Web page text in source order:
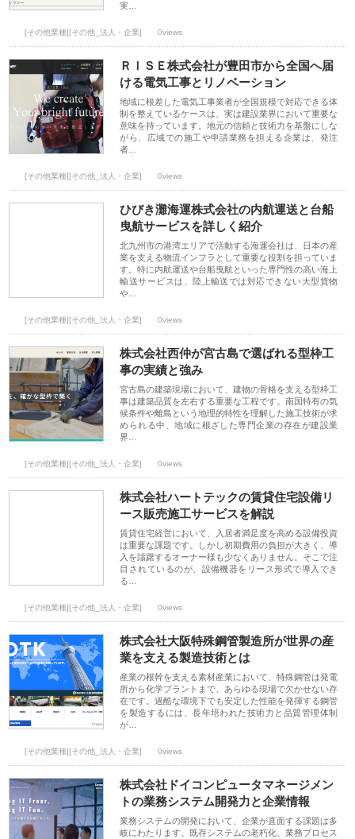
実…
[その他業種][その他_法人・企業] 0views
ＲＩＳＥ株式会社が豊田市から全国へ届
ける電気工事とリノベーション
地域に根差した電気工事業者が全国規模で対応できる体
制を整えているケースは、実は建設業界において重要な
意味を持っています。地元の信頼と技術力を基盤にしな
がら、広域での施工や申請業務を担える企業は、発注
者…
[その他業種][その他_法人・企業] 0views
ひびき灘海運株式会社の内航運送と台船
曳航サービスを詳しく紹介
北九州市の港湾エリアで活動する海運会社は、日本の産
業を支える物流インフラとして重要な役割を担っていま
す。特に内航運送や台船曳航といった専門性の高い海上
輸送サービスは、陸上輸送では対応できない大型貨物
や…
[その他業種][その他_法人・企業] 0views
株式会社西仲が宮古島で選ばれる型枠工
事の実績と強み
宮古島の建築現場において、建物の骨格を支える型枠工
事は建築品質を左右する重要な工程です。南国特有の気
候条件や離島という地理的特性を理解した施工技術が求
められる中、地域に根ざした専門企業の存在が建設業
界…
[その他業種][その他_法人・企業] 0views
株式会社ハートテックの賃貸住宅設備リ
ース販売施工サービスを解説
賃貸住宅経営において、入居者満足度を高める設備投資
は重要な課題です。しかし初期費用の負担が大きく、導
入を躊躇するオーナー様も少なくありません。そこで注
目されているのが、設備機器をリース形式で導入でき
る…
[その他業種][その他_法人・企業] 0views
株式会社大阪特殊鋼管製造所が世界の産
業を支える製造技術とは
産業の根幹を支える素材産業において、特殊鋼管は発電
所から化学プラントまで、あらゆる現場で欠かせない存
在です。過酷な環境下でも安定した性能を発揮する鋼管
を製造するには、長年培われた技術力と品質管理体制
が…
[その他業種][その他_法人・企業] 0views
株式会社ドイコンピュータマネージメン
トの業務システム開発力と企業情報
業務システムの開発において、企業が直面する課題は多
岐にわたります。既存システムの老朽化、業務プロセス